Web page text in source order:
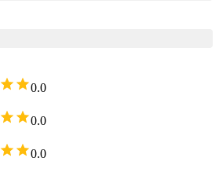
0.0
0.0
0.0